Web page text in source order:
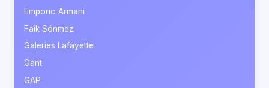
Emporio Armani
Faik Sönmez
Galeries Lafayette
Gant
GAP